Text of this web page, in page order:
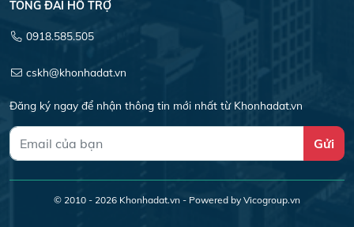
TỔNG ĐÀI HỖ TRỢ
0918.585.505
cskh@khonhadat.vn
Đăng ký ngay để nhận thông tin mới nhất từ Khonhadat.vn
Gửi
© 2010 - 2026 Khonhadat.vn - Powered by Vicogroup.vn